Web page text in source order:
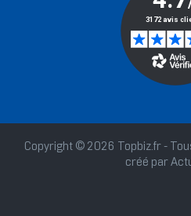
Copyright © 2026 Topbiz.fr -
créé par